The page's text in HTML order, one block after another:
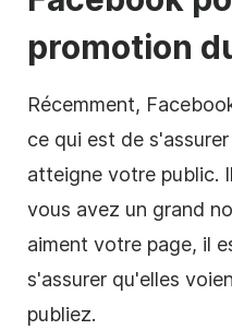
promotion
Récemment,
ce qui est de
atteigne votre public.
vous avez un grand
aiment votre page, il
s'assurer qu'elles
publiez.